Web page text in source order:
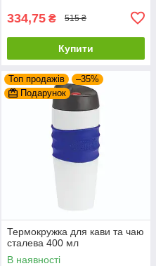
334,75 ₴ 515 ₴
Купити
Топ продажів
–35%
Подарунок
Термокружка для кави та чаю
сталева 400 мл
В наявності